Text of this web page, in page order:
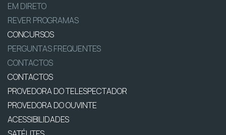
EM DIRETO
REVER PROGRAMAS
CONCURSOS
PERGUNTAS FREQUENTES
CONTACTOS
CONTACTOS
PROVEDORA DO TELESPECTADOR
PROVEDORA DO OUVINTE
ACESSIBILIDADES